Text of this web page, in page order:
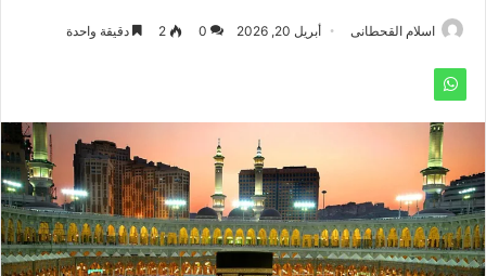
اسلام القحطانى أبريل 20, 2026 0
2 دقيقة واحدة